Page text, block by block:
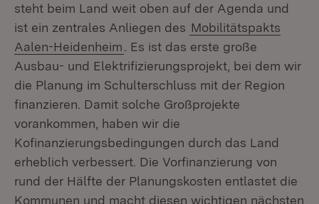
steht beim Land weit oben auf der Agenda und
ist ein zentrales Anliegen des Mobilitätspakts
Aalen-Heidenheim
. Es ist das erste große
Ausbau- und Elektrifizierungsprojekt, bei dem wir
die Planung im Schulterschluss mit der Region
finanzieren. Damit solche Großprojekte
vorankommen, haben wir die
Kofinanzierungsbedingungen durch das Land
erheblich verbessert. Die Vorfinanzierung von
rund der Hälfte der Planungskosten entlastet die
Kommunen und macht diesen wichtigen nächsten